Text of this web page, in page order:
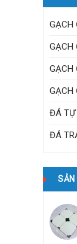
GẠCH
GẠCH
GẠCH
GẠCH
ĐÁ TỰ
ĐÁ
SẢN